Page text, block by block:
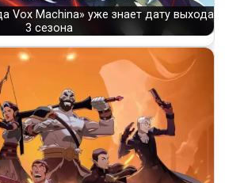
Vox Machina» уже знает дату выхода
3 сезона